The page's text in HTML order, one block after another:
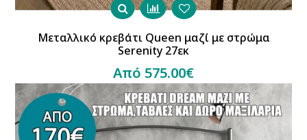
Μεταλλικό κρεβάτι Queen μαζί με στρώμα
Serenity 27εκ
Από 575.00€